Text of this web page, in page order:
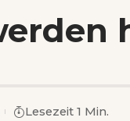
Lesezeit 1 Min.